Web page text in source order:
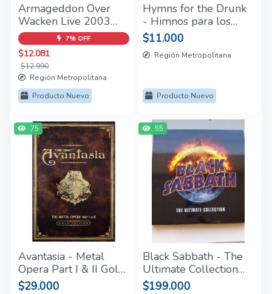
Armageddon Over
Wacken Live 2003
2CD - (2004)
7% OFF
$12.081
$12.990
Región Metropolitana
Producto Nuevo
Hymns for the Drunk
- Himnos para los
borrachos CD Tankard
Sellado
$11.000
Región Metropolitana
Producto Nuevo
75
Avantasia - Metal
Opera Part I & II Gold
Edition Box Set CD
$29.000
55
Black Sabbath - The
Ultimate Collection
(Box Set 4 LP)
$199.000